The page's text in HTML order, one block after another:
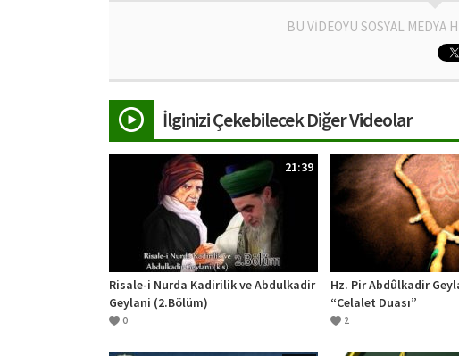
BU VİDEOYU SOSYAL MEDYA
İlginizi Çekebilecek Diğer Videolar
21:39
Risale-i Nurda Kadirilik ve Abdulkadir
Geylani (2.Bölüm)
0
Hz. Pir Abdûlkadir
“Celalet Duası”
2